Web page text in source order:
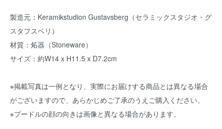
製造元：Keramikstudion Gustavsberg（セラミックスタジオ・グ
スタフスベリ）
材質：炻器（Stoneware）
サイズ：約W14 x H11.5 x D7.2cm
※掲載写真は一例となり、実際にお届けする商品とは異なる場合
がございますので、あらかじめご了承のうえご購入ください。
※プードルの顔の向きは画像と異なる場合があります。